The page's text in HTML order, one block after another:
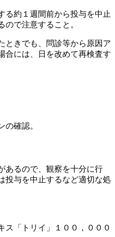
る約１週間前から投与を中止
で注意すること。
きでも、問診等から原因ア
合には、日を改めて再検査す
の確認。
あるので、観察を十分に行
投与を中止するなど適切な処
ス「トリイ」１００，０００